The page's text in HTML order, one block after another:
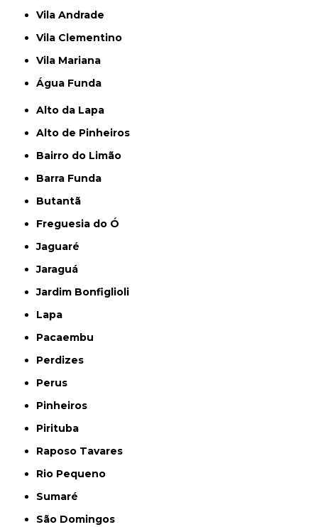
Vila Andrade
Vila Clementino
Vila Mariana
Água Funda
Alto da Lapa
Alto de Pinheiros
Bairro do Limão
Barra Funda
Butantã
Freguesia do Ó
Jaguaré
Jaraguá
Jardim Bonfiglioli
Lapa
Pacaembu
Perdizes
Perus
Pinheiros
Pirituba
Raposo Tavares
Rio Pequeno
Sumaré
São Domingos